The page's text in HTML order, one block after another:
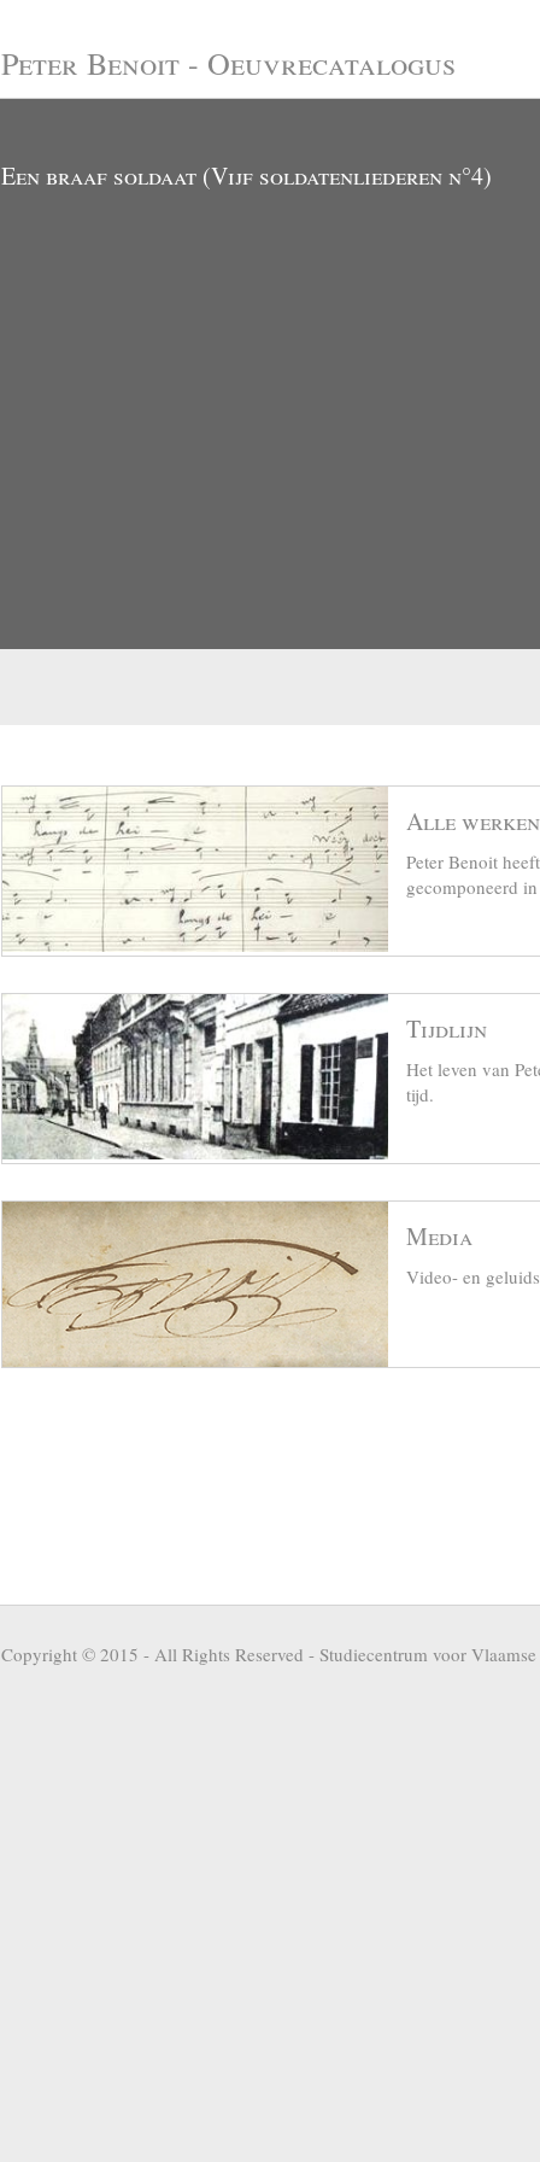
Peter Benoit - Oeuvrecatalogus
Een braaf soldaat (Vijf soldatenliederen n°4)
Alle werken
Peter Benoit
gecomponeerd
Tijdlijn
Het leven van
tijd.
Media
Video- en
Copyright © 2015 - All Rights Reserved - Studiecentrum voor